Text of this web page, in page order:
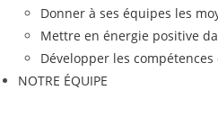
Donner à ses équipes les
Mettre en énergie positive
Développer les
NOTRE ÉQUIPE